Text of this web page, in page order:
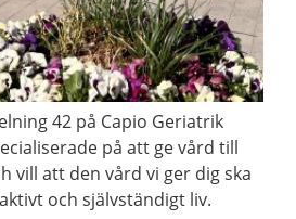
42 på Capio Geriatrik
på att ge vård till
vill att den vård vi ger dig ska
och självständigt liv.